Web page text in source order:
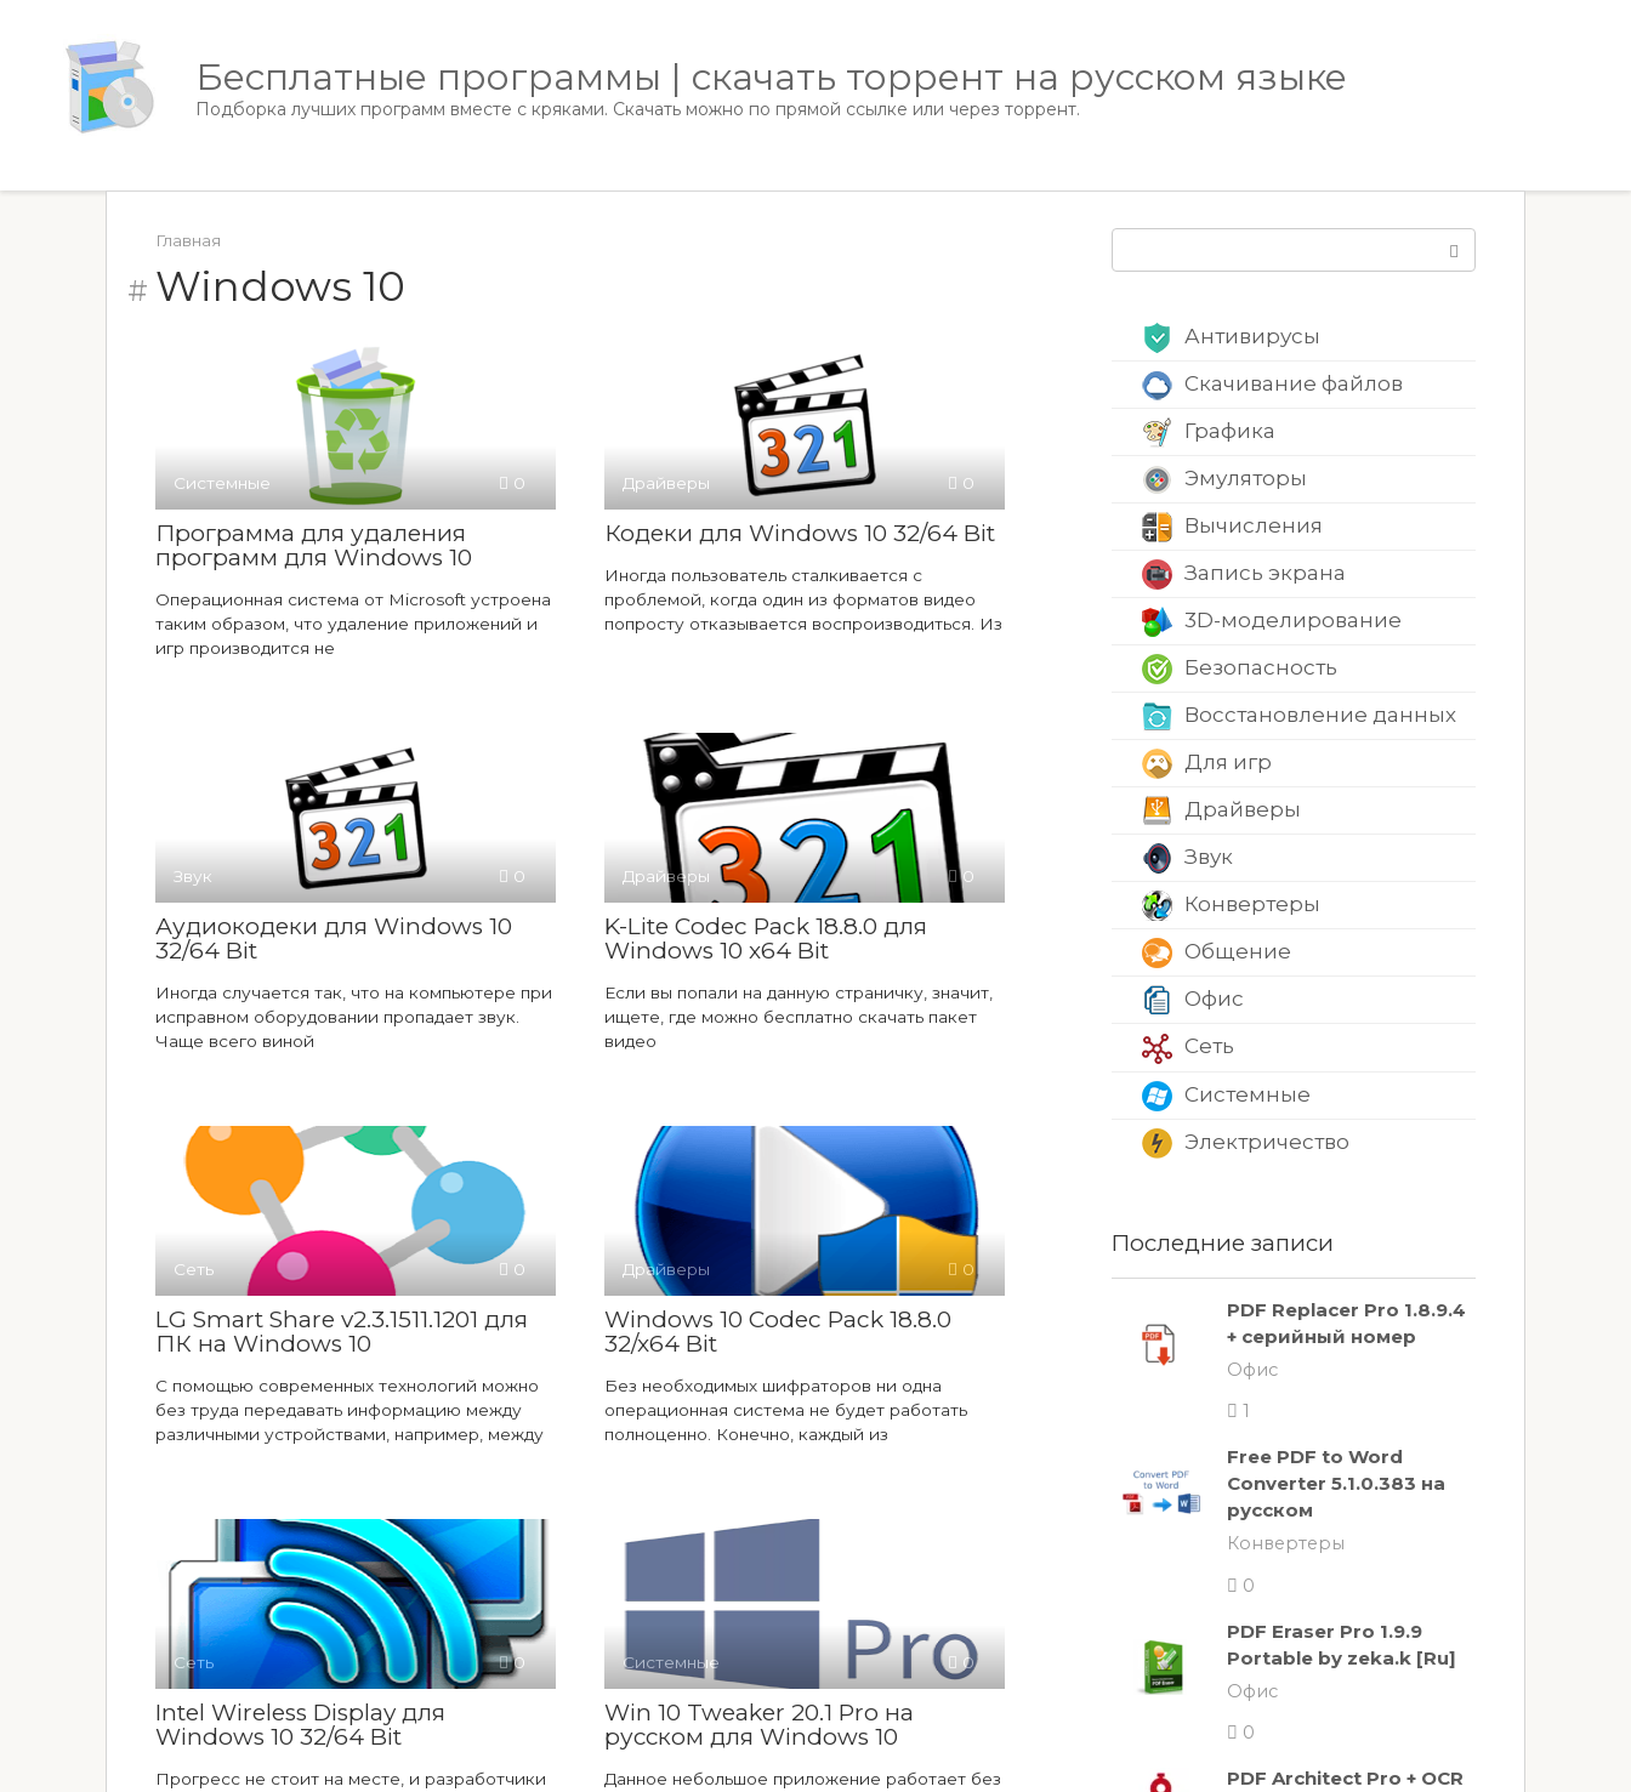
контенту
Бесплатные программы | скачать торрент на русском языке
Подборка лучших программ вместе с кряками. Скачать можно по прямой ссылке или через торрент.
Главная
Windows 10
Системные 0
Программа для удаления
программ для Windows 10
Операционная система от Microsoft устроена
таким образом, что удаление приложений и
игр производится не
Драйверы 0
Кодеки для Windows 10 32/64 Bit
Иногда пользователь сталкивается с
проблемой, когда один из форматов видео
попросту отказывается воспроизводиться. Из
Звук 0
Аудиокодеки для Windows 10
32/64 Bit
Иногда случается так, что на компьютере при
исправном оборудовании пропадает звук.
Чаще всего виной
Драйверы 0
K-Lite Codec Pack 18.8.0 для
Windows 10 x64 Bit
Если вы попали на данную страничку, значит,
ищете, где можно бесплатно скачать пакет
видео
Сеть 0
LG Smart Share v2.3.1511.1201 для
ПК на Windows 10
С помощью современных технологий можно
без труда передавать информацию между
различными устройствами, например, между
Драйверы 0
Windows 10 Codec Pack 18.8.0
32/x64 Bit
Без необходимых шифраторов ни одна
операционная система не будет работать
полноценно. Конечно, каждый из
Сеть 0
Intel Wireless Display для
Windows 10 32/64 Bit
Прогресс не стоит на месте, и разработчики
Системные 0
Win 10 Tweaker 20.1 Pro на
русском для Windows 10
Данное небольшое приложение работает без
Антивирусы
Скачивание файлов
Графика
Эмуляторы
Вычисления
Запись экрана
3D-моделирование
Безопасность
Восстановление данных
Для игр
Драйверы
Звук
Конвертеры
Общение
Офис
Сеть
Системные
Электричество
Последние записи
PDF Replacer Pro 1.8.9.4
+ серийный номер
Офис
1
Free PDF to Word
Converter 5.1.0.383 на
русском
Конвертеры
0
PDF Eraser Pro 1.9.9
Portable by zeka.k [Ru]
Офис
0
PDF Architect Pro + OCR